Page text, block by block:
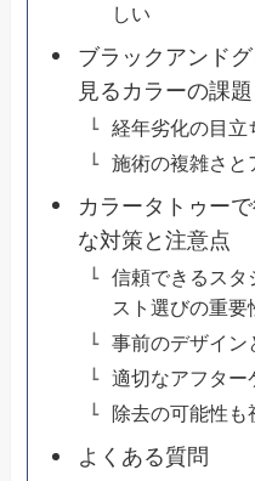
しい
ブラックアンド
見るカラーの課題
経年劣化の目立
施術の複雑さと
カラータトゥー
な対策と注意点
信頼できるスタ
スト選びの重要
事前のデザイン
適切なアフター
除去の可能性も
よくある質問